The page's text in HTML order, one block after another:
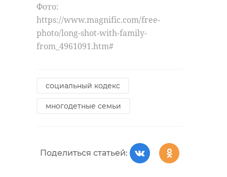
Фото:
https://www.magnific.com/free-
photo/long-shot-with-family-
from_4961091.htm#
социальный кодекс
многодетные семьи
Поделиться статьей: